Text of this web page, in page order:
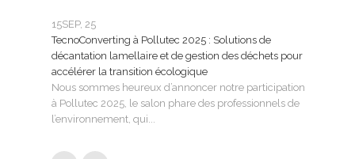
15SEP, 25
TecnoConverting à Pollutec 2025 : Solutions de
décantation lamellaire et de gestion des déchets pour
accélérer la transition écologique
Nous sommes heureux d’annoncer notre participation
à Pollutec 2025, le salon phare des professionnels de
l’environnement, qui...